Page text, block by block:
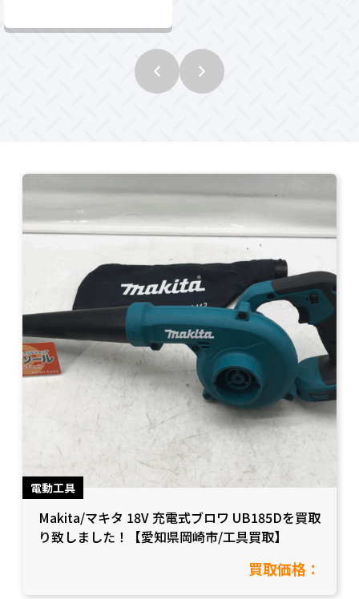
電動工具
Makita/マキタ 18V 充電式ブロワ UB185Dを買取
り致しました！【愛知県岡崎市/工具買取】
買取価格：